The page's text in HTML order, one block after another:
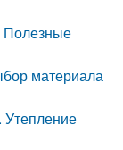
Полезные
материала
Утепление